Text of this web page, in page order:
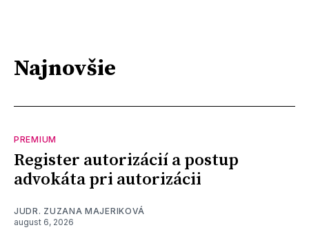
Najnovšie
PREMIUM
Register autorizácií a postup
advokáta pri autorizácii
JUDR. ZUZANA MAJERIKOVÁ
august 6, 2026